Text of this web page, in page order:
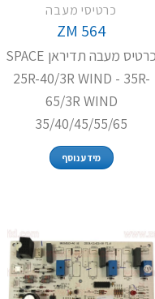
כרטיסי מעבה
ZM 564
כרטיס מעבה תדיראן SPACE
25R-40/3R WIND - 35R-
65/3R WIND
35/40/45/55/65
מידע נוסף